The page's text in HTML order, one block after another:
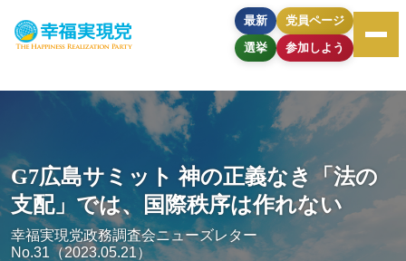
最新
選挙
党員ページ
参加しよう
G7広島サミット 神の正義なき「法の
支配」では、国際秩序は作れない
幸福実現党政務調査会ニューズレター
No.31（2023.05.21）